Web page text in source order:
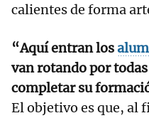
calientes de forma
“Aquí entran los
van rotando por
completar su
El objetivo es que, al